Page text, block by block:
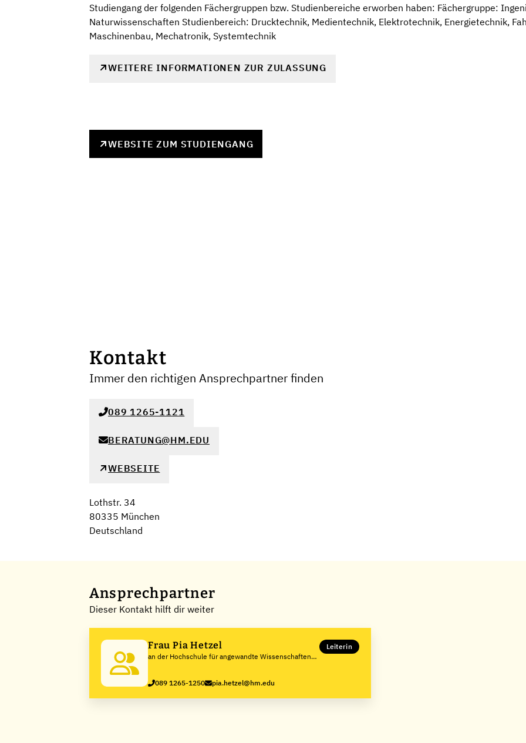
Studiengang der folgenden Fächergruppen bzw. Studienbereiche erworben haben: Fächergruppe:
Naturwissenschaften Studienbereich: Drucktechnik, Medientechnik, Elektrotechnik, Energietechnik,
Maschinenbau, Mechatronik, Systemtechnik
WEITERE INFORMATIONEN ZUR ZULASSUNG
WEBSITE ZUM STUDIENGANG
Kontakt
Immer den richtigen Ansprechpartner finden
089 1265-1121
BERATUNG@HM.EDU
WEBSEITE
Lothstr. 34
80335 München
Deutschland
Ansprechpartner
Dieser Kontakt hilft dir weiter
Frau Pia Hetzel
an der Hochschule für angewandte Wissenschaften
Leiterin
089 1265-1250 pia.hetzel@hm.edu